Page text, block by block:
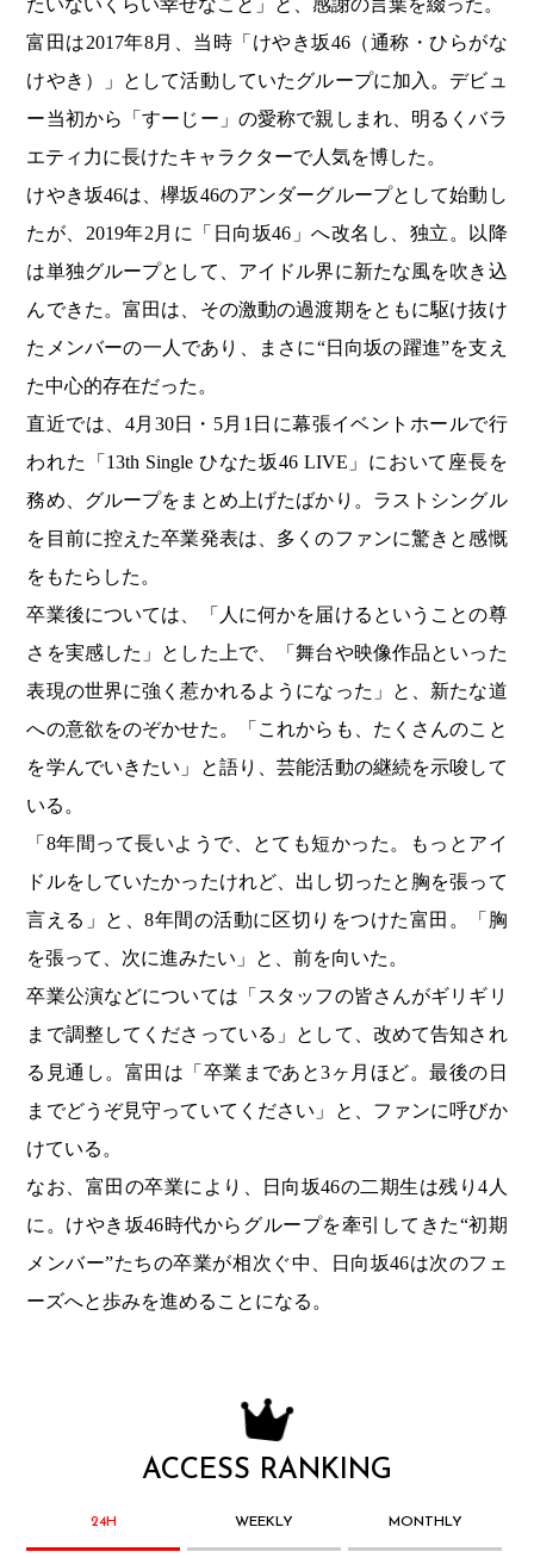
たいないくらい幸せなこと」と、感謝の言葉を綴った。
富田は2017年8月、当時「けやき坂46（通称・ひらがな
けやき）」として活動していたグループに加入。デビュ
ー当初から「すーじー」の愛称で親しまれ、明るくバラ
エティ力に長けたキャラクターで人気を博した。
けやき坂46は、欅坂46のアンダーグループとして始動し
たが、2019年2月に「日向坂46」へ改名し、独立。以降
は単独グループとして、アイドル界に新たな風を吹き込
んできた。富田は、その激動の過渡期をともに駆け抜け
たメンバーの一人であり、まさに“日向坂の躍進”を支え
た中心的存在だった。
直近では、4月30日・5月1日に幕張イベントホールで行
われた「13th Single ひなた坂46 LIVE」において座長を
務め、グループをまとめ上げたばかり。ラストシングル
を目前に控えた卒業発表は、多くのファンに驚きと感慨
をもたらした。
卒業後については、「人に何かを届けるということの尊
さを実感した」とした上で、「舞台や映像作品といった
表現の世界に強く惹かれるようになった」と、新たな道
への意欲をのぞかせた。「これからも、たくさんのこと
を学んでいきたい」と語り、芸能活動の継続を示唆して
いる。
「8年間って長いようで、とても短かった。もっとアイ
ドルをしていたかったけれど、出し切ったと胸を張って
言える」と、8年間の活動に区切りをつけた富田。「胸
を張って、次に進みたい」と、前を向いた。
卒業公演などについては「スタッフの皆さんがギリギリ
まで調整してくださっている」として、改めて告知され
る見通し。富田は「卒業まであと3ヶ月ほど。最後の日
までどうぞ見守っていてください」と、ファンに呼びか
けている。
なお、富田の卒業により、日向坂46の二期生は残り4人
に。けやき坂46時代からグループを牽引してきた“初期
メンバー”たちの卒業が相次ぐ中、日向坂46は次のフェ
ーズへと歩みを進めることになる。
ACCESS RANKING
24H WEEKLY MONTHLY